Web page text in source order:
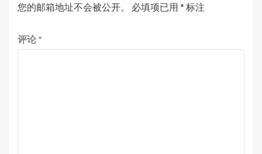
您的邮箱地址不会被公开。 必填项已用 * 标注
评论 *